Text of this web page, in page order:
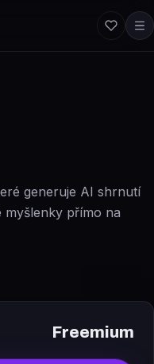
generuje AI shrnutí
myšlenky přímo na
Freemium